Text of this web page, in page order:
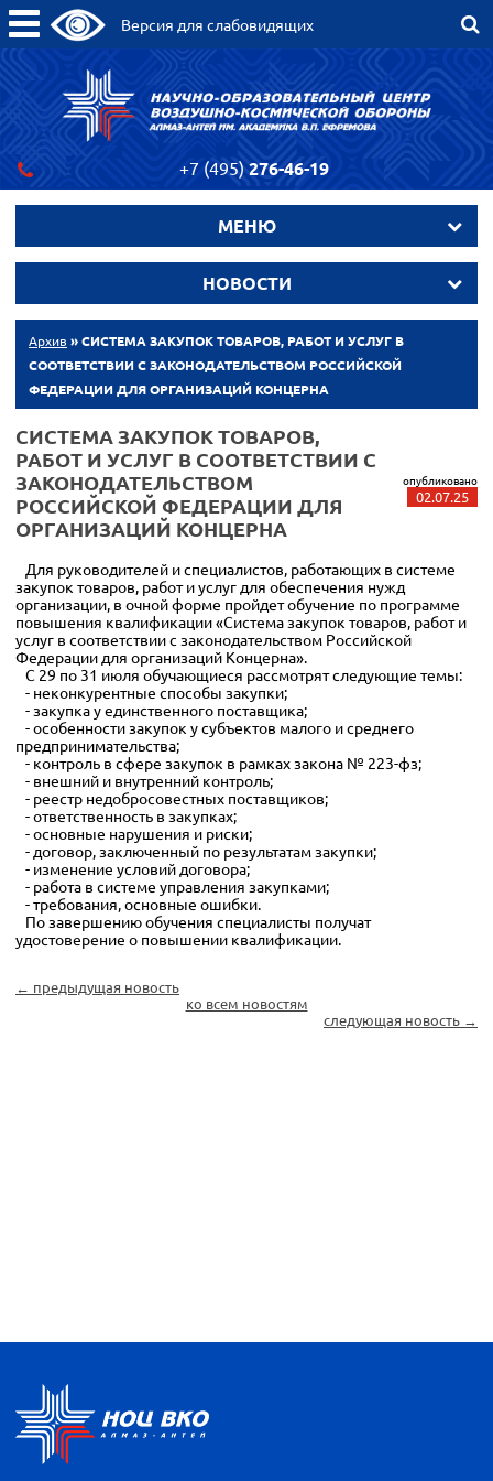
Версия для слабовидящих
+7 (495) 276-46-19
МЕНЮ
НОВОСТИ
Архив » СИСТЕМА ЗАКУПОК ТОВАРОВ, РАБОТ И УСЛУГ В
СООТВЕТСТВИИ С ЗАКОНОДАТЕЛЬСТВОМ РОССИЙСКОЙ
ФЕДЕРАЦИИ ДЛЯ ОРГАНИЗАЦИЙ КОНЦЕРНА
СИСТЕМА ЗАКУПОК ТОВАРОВ,
РАБОТ И УСЛУГ В СООТВЕТСТВИИ С
ЗАКОНОДАТЕЛЬСТВОМ
РОССИЙСКОЙ ФЕДЕРАЦИИ ДЛЯ
ОРГАНИЗАЦИЙ КОНЦЕРНА
опубликовано
02.07.25
Для руководителей и специалистов, работающих в системе
закупок товаров, работ и услуг для обеспечения нужд
организации, в очной форме пройдет обучение по программе
повышения квалификации «Система закупок товаров, работ и
услуг в соответствии с законодательством Российской
Федерации для организаций Концерна».
С 29 по 31 июля обучающиеся рассмотрят следующие темы:
- неконкурентные способы закупки;
- закупка у единственного поставщика;
- особенности закупок у субъектов малого и среднего
предпринимательства;
- контроль в сфере закупок в рамках закона № 223-фз;
- внешний и внутренний контроль;
- реестр недобросовестных поставщиков;
- ответственность в закупках;
- основные нарушения и риски;
- договор, заключенный по результатам закупки;
- изменение условий договора;
- работа в системе управления закупками;
- требования, основные ошибки.
По завершению обучения специалисты получат
удостоверение о повышении квалификации.
← предыдущая новость
ко всем новостям
следующая новость →